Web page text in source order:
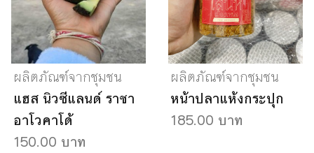
ผลิตภัณฑ์จากชุมชน
แฮส นิวซีแลนด์ ราชา
อาโวคาโด้
150.00 บาท
ผลิตภัณฑ์จากชุมชน
หน้าปลาแห้งกระปุก
185.00 บาท